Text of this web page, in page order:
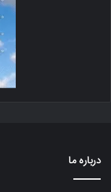
درباره ما